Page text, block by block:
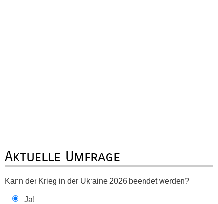
Aktuelle Umfrage
Kann der Krieg in der Ukraine 2026 beendet werden?
Ja!